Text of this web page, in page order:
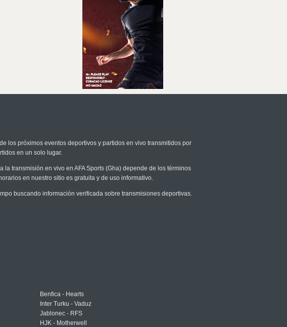
los próximos eventos deportivos y partidos en vivo transmitidos por
en un solo lugar.
transmisión en vivo en AFA Sports (Gha) depende de los términos
en nuestro sitio es gratuita y de uso informativo.
buscando información verificada sobre transmisiones deportivas.
Benfica - Hearts
Inter Turku - Vaduz
Jablonec - RFS
HJK - Motherwell